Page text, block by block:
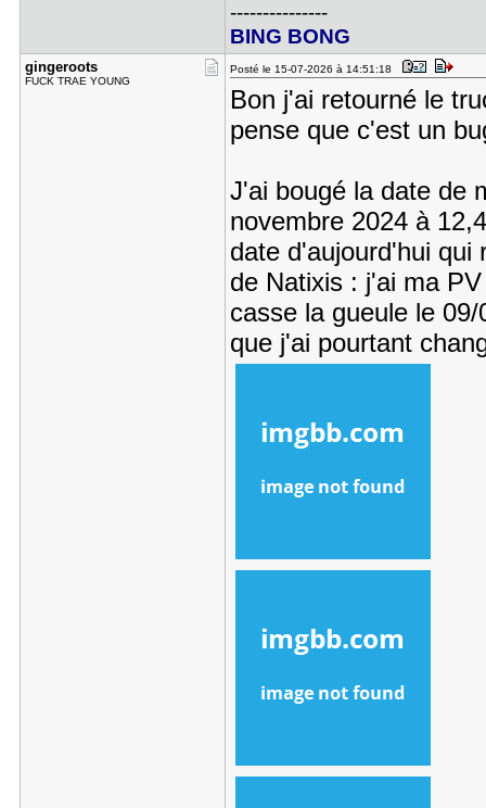
---------------
BING BONG
gingeroots
FUCK TRAE YOUNG
Posté le 15-07-2026 à 14:51:18
Bon j'ai retourné le
pense que c'est un
J'ai bougé la date de
novembre 2024 à
date d'aujourd'hui qui
de Natixis : j'ai ma
casse la gueule le
que j'ai pourtant